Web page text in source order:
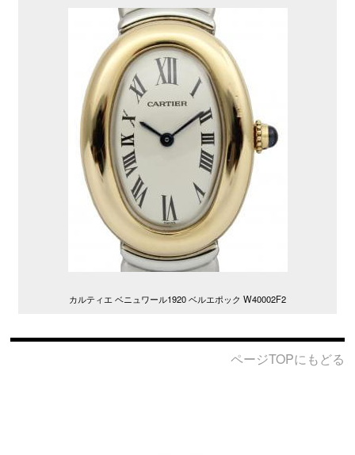
カルティエ ベニュワール1920 ベルエポック W40002F2
ページTOPにもどる